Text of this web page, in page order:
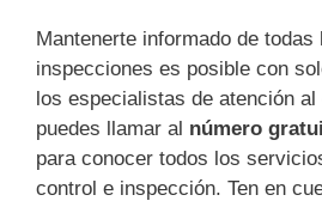
Mantenerte informado de
inspecciones es posible con
los especialistas de atención
puedes llamar al número
para conocer todos los
control e inspección. Ten en